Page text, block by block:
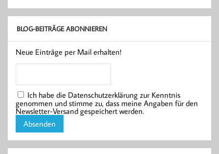
BLOG-BEITRÄGE ABONNIEREN
Neue Einträge per Mail erhalten!
Ich habe die Datenschutzerklärung zur Kenntnis
genommen und stimme zu, dass meine Angaben für den
Newsletter-Versand gespeichert werden.